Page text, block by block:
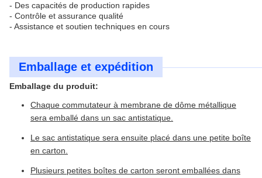
- Des capacités de production rapides
- Contrôle et assurance qualité
- Assistance et soutien techniques en cours
Emballage et expédition
Emballage du produit:
Chaque commutateur à membrane de dôme métallique
sera emballé dans un sac antistatique.
Le sac antistatique sera ensuite placé dans une petite boîte
en carton.
Plusieurs petites boîtes de carton seront emballées dans